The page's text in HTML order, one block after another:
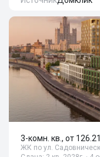
3-комн. кв., от
ЖК по ул.